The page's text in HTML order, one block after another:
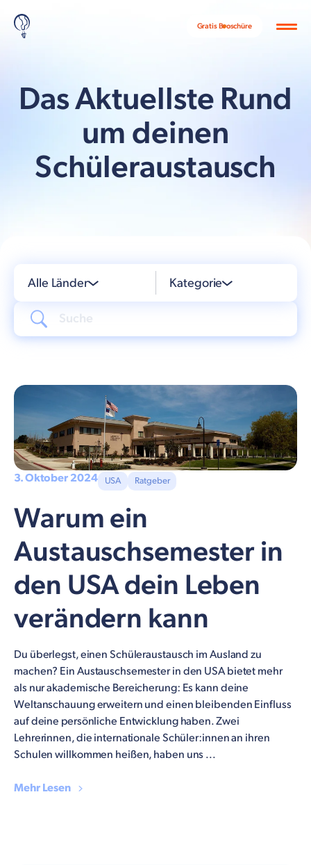
Gratis Broschüre
Das Aktuellste Rund
um deinen
Schüleraustausch
Alle Länder Kategorie
3. Oktober 2024 USA Ratgeber
Warum ein
Austauschsemester in
den USA dein Leben
verändern kann
Du überlegst, einen Schüleraustausch im Ausland zu
machen? Ein Austauschsemester in den USA bietet mehr
als nur akademische Bereicherung: Es kann deine
Weltanschauung erweitern und einen bleibenden Einfluss
auf deine persönliche Entwicklung haben. Zwei
Lehrerinnen, die internationale Schüler:innen an ihren
Schulen willkommen heißen, haben uns ...
Mehr Lesen